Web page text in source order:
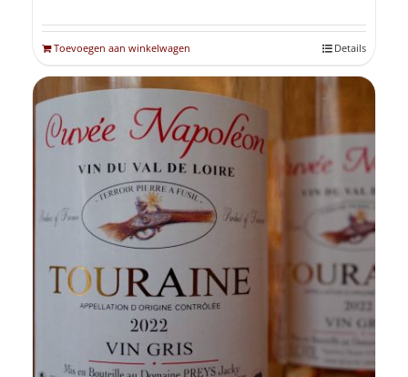
Toevoegen aan winkelwagen Details